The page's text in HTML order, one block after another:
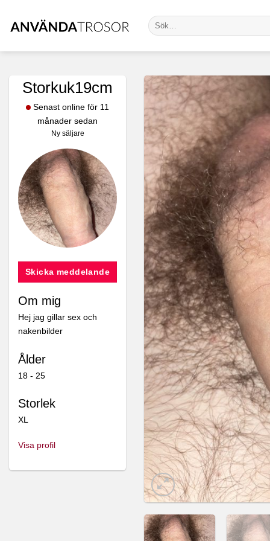
Sök
efter:
Storkuk19cm
Senast online för 11
månader sedan
Ny säljare
Skicka meddelande
Om mig
Hej jag gillar sex och
nakenbilder
Ålder
18 - 25
Storlek
XL
Visa profil